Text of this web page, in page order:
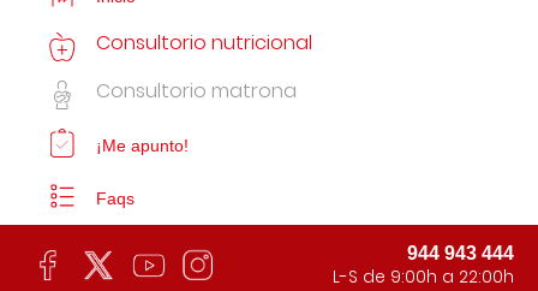
Consultorio nutricional
Consultorio matrona
¡Me apunto!
Faqs
944 943 444
L-S de 9:00h a 22:00h